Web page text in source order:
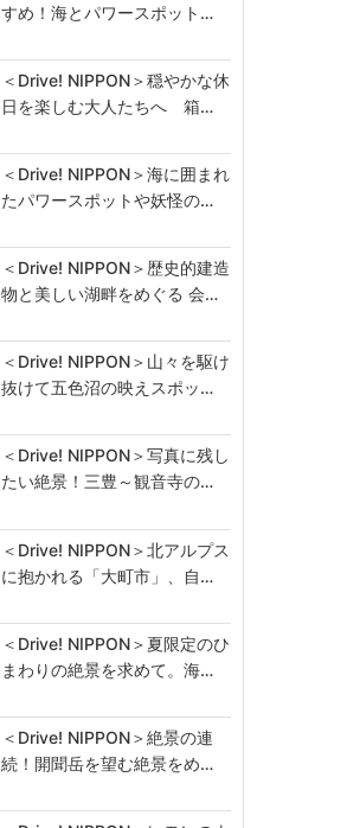
すめ！海とパワースポット…
＜Drive! NIPPON＞穏やかな休
日を楽しむ大人たちへ 箱…
＜Drive! NIPPON＞海に囲まれ
たパワースポットや妖怪の…
＜Drive! NIPPON＞歴史的建造
物と美しい湖畔をめぐる 会…
＜Drive! NIPPON＞山々を駆け
抜けて五色沼の映えスポッ…
＜Drive! NIPPON＞写真に残し
たい絶景！三豊～観音寺の…
＜Drive! NIPPON＞北アルプス
に抱かれる「大町市」、自…
＜Drive! NIPPON＞夏限定のひ
まわりの絶景を求めて。海…
＜Drive! NIPPON＞絶景の連
続！開聞岳を望む絶景をめ…